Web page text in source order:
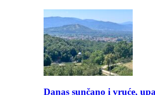
Danas sunčano i vruće,